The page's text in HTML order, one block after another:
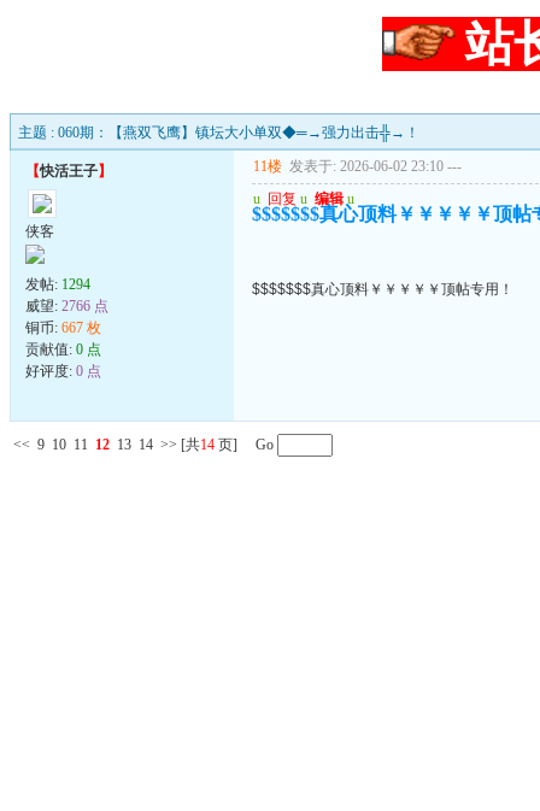
站
主题 : 060期：【燕双飞鹰】镇坛大小单双◆═→强力出击╬→！
【快活王子】
侠客
发帖: 1294
威望: 2766 点
铜币: 667 枚
贡献值: 0 点
好评度: 0 点
11楼 发表于: 2026-06-02 23:10 ---
u 回复 u 编辑 u
$$$$$$$真心顶料￥￥￥￥￥顶帖
$$$$$$$真心顶料￥￥￥￥￥顶帖专用！
<< 9 10 11 12 13 14 >> [共14 页] Go